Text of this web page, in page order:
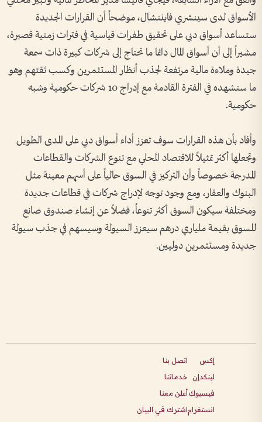
الأسواق لدى سينشري فايننشال، موضحاً أن القرارات الجديدة
ستساعد أسواق دبي على تحقيق طفرات قياسية في فترات زمنية قصيرة،
مشيراً إلى أن أسواق المال دائما ما تحتاج إلى شركات كبيرة ذات سمعة
جيدة وملاءة مالية مرتفعة لجذب أنظار المستثمرين وكسب ثقتهم وهو
ما سنشهده في الفترة القادمة مع إدراج 10 شركات حكومية وشبه
حكومية.
وأفاد بأن هذه القرارات سوف تعزز أداء أسواق دبي على المدى الطويل
وتجعلها أكثر تمثيلاً للاقتصاد المحلي مع تنوع الشركات والقطاعات
المدرجة خصوصاً وأن التركيز في السوق حالياً على أسهم معينة مثل
البنوك والعقار، ومع وجود توجه لإدراج شركات في قطاعات جديدة
ومختلفة سيكون السوق أكثر تنوعاً، فضلاً عن إنشاء صندوق صانع
للسوق بقيمة ملياري درهم سيعزز السيولة وسيسهم في جذب سيولة
جديدة ومستثمرين دوليين.
إكس
لينكدإن
فيسبوك
انستغرام
اتصل بنا
خدماتنا
أعلن معنا
اشترك في البيان